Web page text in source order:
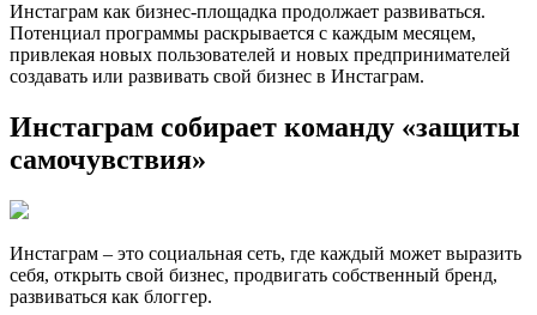
Инстаграм как бизнес-площадка продолжает развиваться.
Потенциал программы раскрывается с каждым месяцем,
привлекая новых пользователей и новых предпринимателей
создавать или развивать свой бизнес в Инстаграм.
Инстаграм собирает команду «защиты
самочувствия»
Инстаграм – это социальная сеть, где каждый может выразить
себя, открыть свой бизнес, продвигать собственный бренд,
развиваться как блоггер.